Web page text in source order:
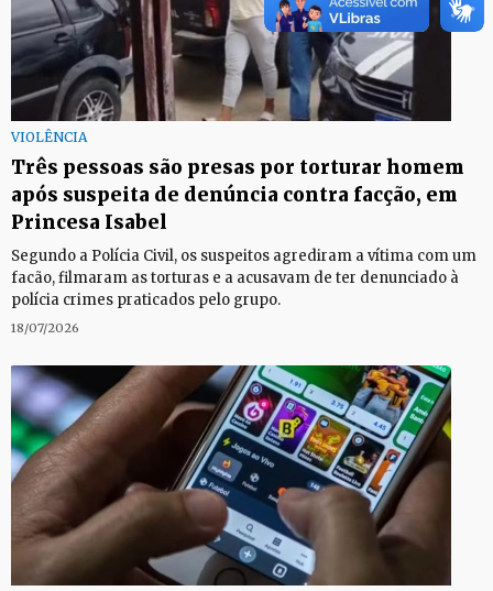
VIOLÊNCIA
Três pessoas são presas por torturar homem
após suspeita de denúncia contra facção, em
Princesa Isabel
Segundo a Polícia Civil, os suspeitos agrediram a vítima com um
facão, filmaram as torturas e a acusavam de ter denunciado à
polícia crimes praticados pelo grupo.
18/07/2026